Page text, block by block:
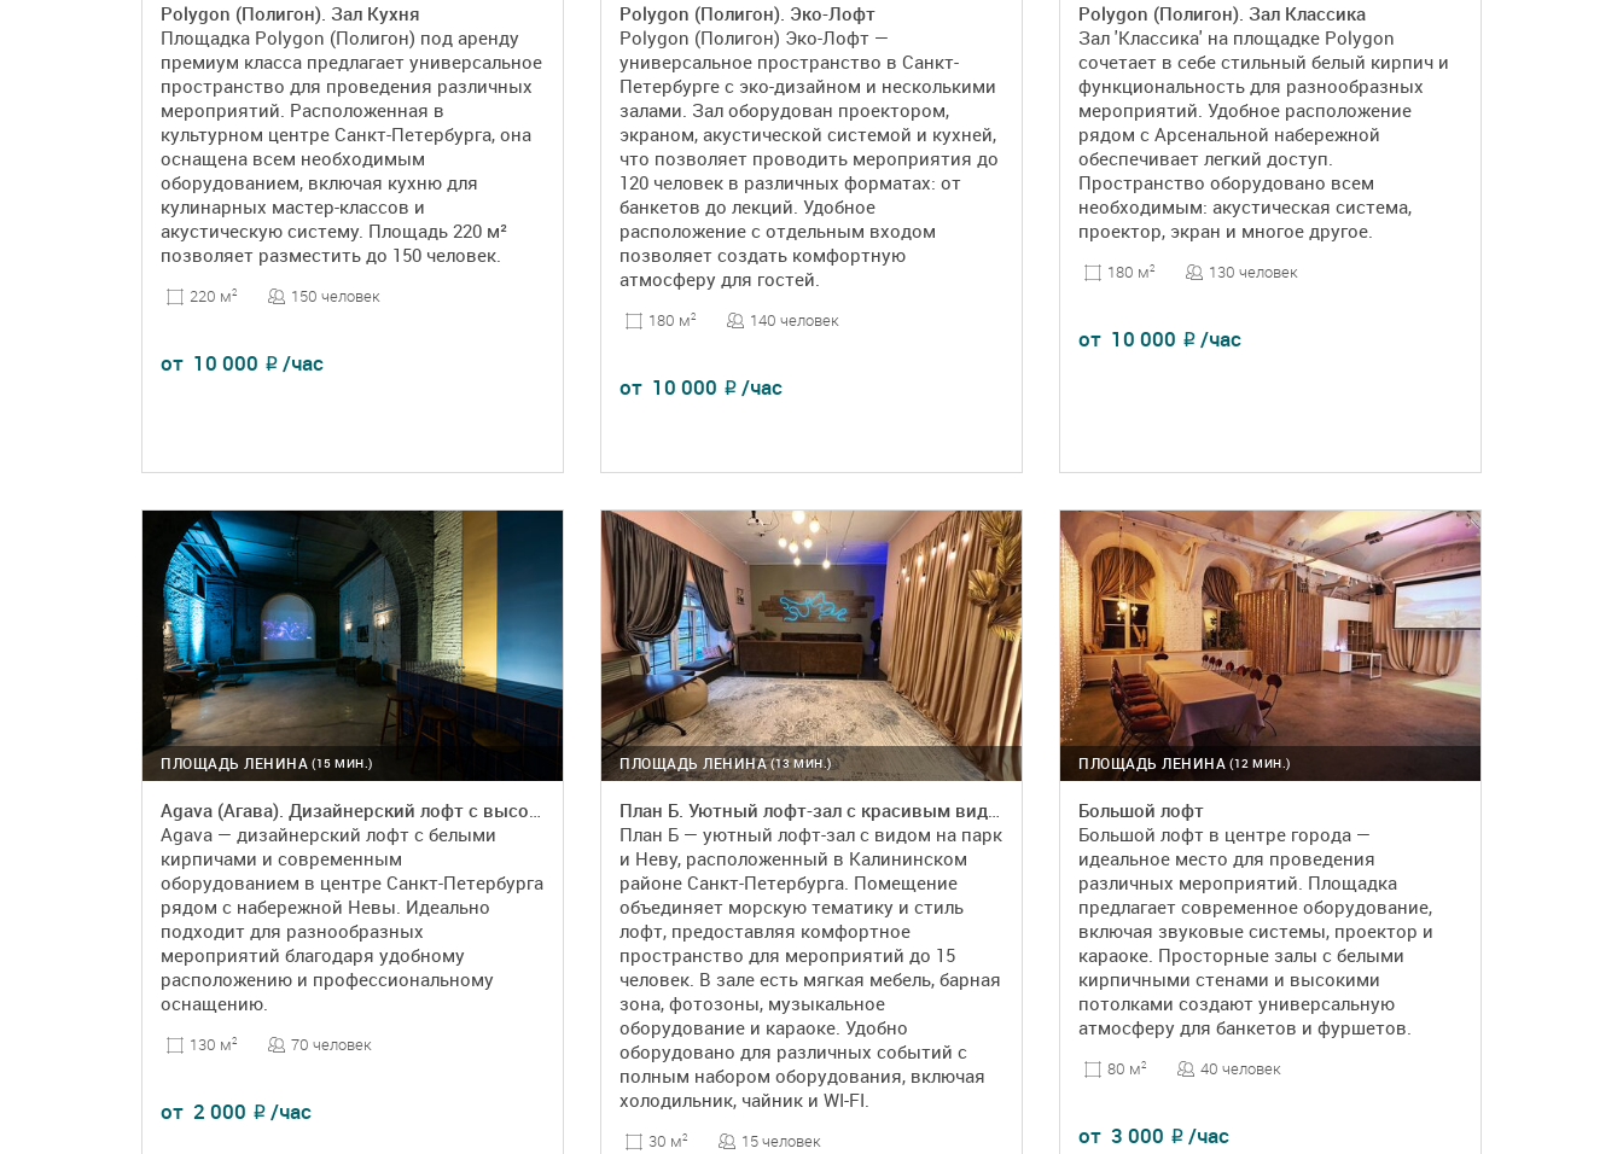
Polygon (Полигон). Зал Кухня
Площадка Polygon (Полигон) под аренду
премиум класса предлагает универсальное
пространство для проведения различных
мероприятий. Расположенная в
культурном центре Санкт-Петербурга, она
оснащена всем необходимым
оборудованием, включая кухню для
кулинарных мастер-классов и
акустическую систему. Площадь 220 м²
позволяет разместить до 150 человек.
220 м2 150 человек
от 10 000 ₽ /час
Polygon (Полигон). Эко-Лофт
Polygon (Полигон) Эко-Лофт —
универсальное пространство в Санкт-
Петербурге с эко-дизайном и несколькими
залами. Зал оборудован проектором,
экраном, акустической системой и кухней,
что позволяет проводить мероприятия до
120 человек в различных форматах: от
банкетов до лекций. Удобное
расположение с отдельным входом
позволяет создать комфортную
атмосферу для гостей.
180 м2 140 человек
от 10 000 ₽ /час
Polygon (Полигон). Зал Классика
Зал 'Классика' на площадке Polygon
сочетает в себе стильный белый кирпич и
функциональность для разнообразных
мероприятий. Удобное расположение
рядом с Арсенальной набережной
обеспечивает легкий доступ.
Пространство оборудовано всем
необходимым: акустическая система,
проектор, экран и многое другое.
180 м2 130 человек
от 10 000 ₽ /час
(15 МИН.)
ПЛОЩАДЬ ЛЕНИНА
Agava (Агава). Дизайнерский лофт с высокими потолками
Agava — дизайнерский лофт с белыми
кирпичами и современным
оборудованием в центре Санкт-Петербурга
рядом с набережной Невы. Идеально
подходит для разнообразных
мероприятий благодаря удобному
расположению и профессиональному
оснащению.
130 м2 70 человек
от 2 000 ₽ /час
(13 МИН.)
ПЛОЩАДЬ ЛЕНИНА
План Б. Уютный лофт-зал с красивым видом
План Б — уютный лофт-зал с видом на парк
и Неву, расположенный в Калининском
районе Санкт-Петербурга. Помещение
объединяет морскую тематику и стиль
лофт, предоставляя комфортное
пространство для мероприятий до 15
человек. В зале есть мягкая мебель, барная
зона, фотозоны, музыкальное
оборудование и караоке. Удобно
оборудовано для различных событий с
полным набором оборудования, включая
холодильник, чайник и WI-FI.
30 м2 15 человек
(12 МИН.)
ПЛОЩАДЬ ЛЕНИНА
Большой лофт
Большой лофт в центре города —
идеальное место для проведения
различных мероприятий. Площадка
предлагает современное оборудование,
включая звуковые системы, проектор и
караоке. Просторные залы с белыми
кирпичными стенами и высокими
потолками создают универсальную
атмосферу для банкетов и фуршетов.
80 м2 40 человек
от 3 000 ₽ /час